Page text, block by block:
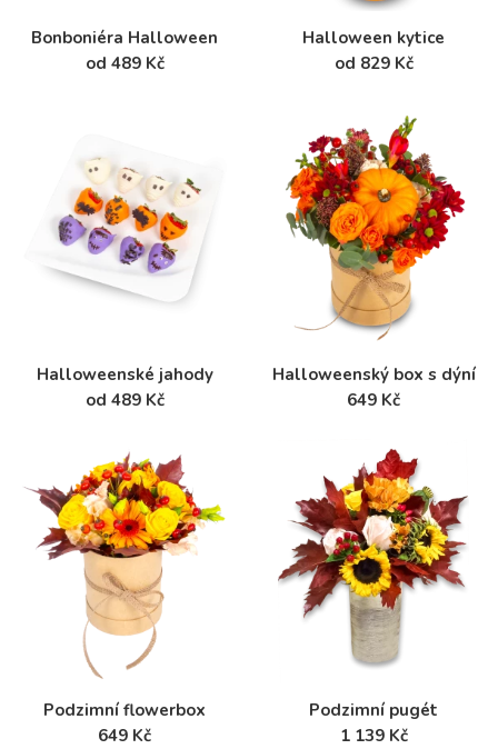
Bonboniéra Halloween
od 489 Kč
Halloween kytice
od 829 Kč
Halloweenské jahody
od 489 Kč
Halloweenský box s dýní
649 Kč
Podzimní flowerbox
649 Kč
Podzimní pugét
1 139 Kč